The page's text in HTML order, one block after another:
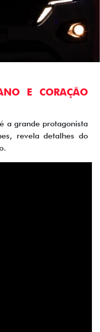
E CORAÇÃO
a grande protagonista
revela detalhes do